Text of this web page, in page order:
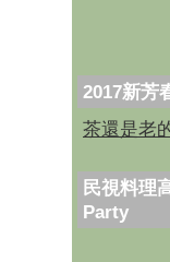
2017新芳
茶還是老
民視料理
Party